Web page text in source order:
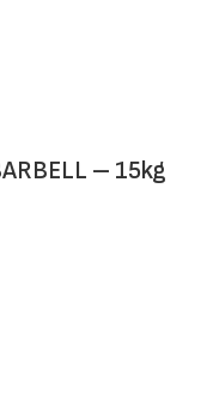
– 15kg